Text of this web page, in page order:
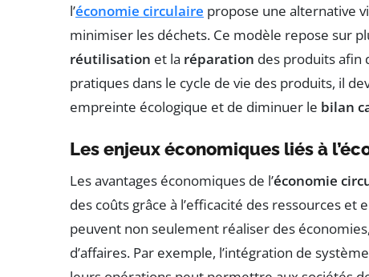
l’économie circulaire propose une alternative
minimiser les déchets. Ce modèle repose sur
réutilisation et la réparation des produits afin
pratiques dans le cycle de vie des produits, il
empreinte écologique et de diminuer le bilan
Les enjeux économiques liés à
Les avantages économiques de l’économie
des coûts grâce à l’efficacité des ressources
peuvent non seulement réaliser des
d’affaires. Par exemple, l’intégration de